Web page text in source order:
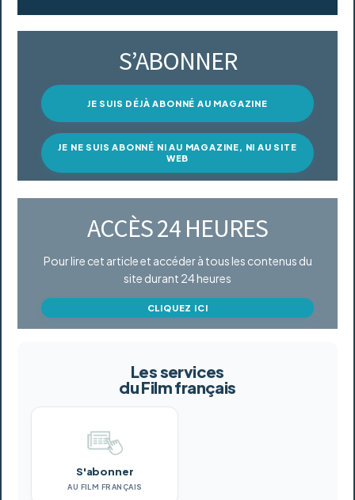
S’ABONNER
JE SUIS DÉJÀ ABONNÉ AU MAGAZINE
JE NE SUIS ABONNÉ NI AU MAGAZINE, NI AU SITE
WEB
ACCÈS 24 HEURES
Pour lire cet article et accéder à tous les contenus du
site durant 24 heures
CLIQUEZ ICI
Les services
du Film français
S'abonner
AU FILM FRANÇAIS